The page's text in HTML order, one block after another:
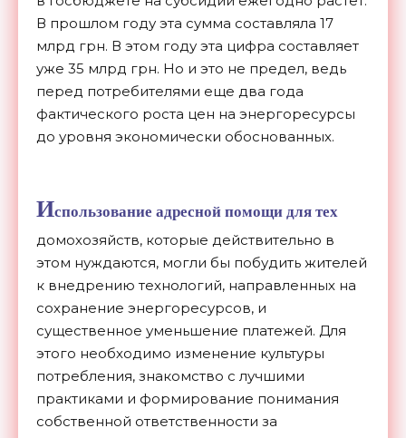
В прошлом году эта сумма составляла 17
млрд грн. В этом году эта цифра составляет
уже 35 млрд грн. Но и это не предел, ведь
перед потребителями еще два года
фактического роста цен на энергоресурсы
до уровня экономически обоснованных.
Использование адресной помощи для тех
домохозяйств, которые действительно в
этом нуждаются, могли бы побудить жителей
к внедрению технологий, направленных на
сохранение энергоресурсов, и
существенное уменьшение платежей. Для
этого необходимо изменение культуры
потребления, знакомство с лучшими
практиками и формирование понимания
собственной ответственности за